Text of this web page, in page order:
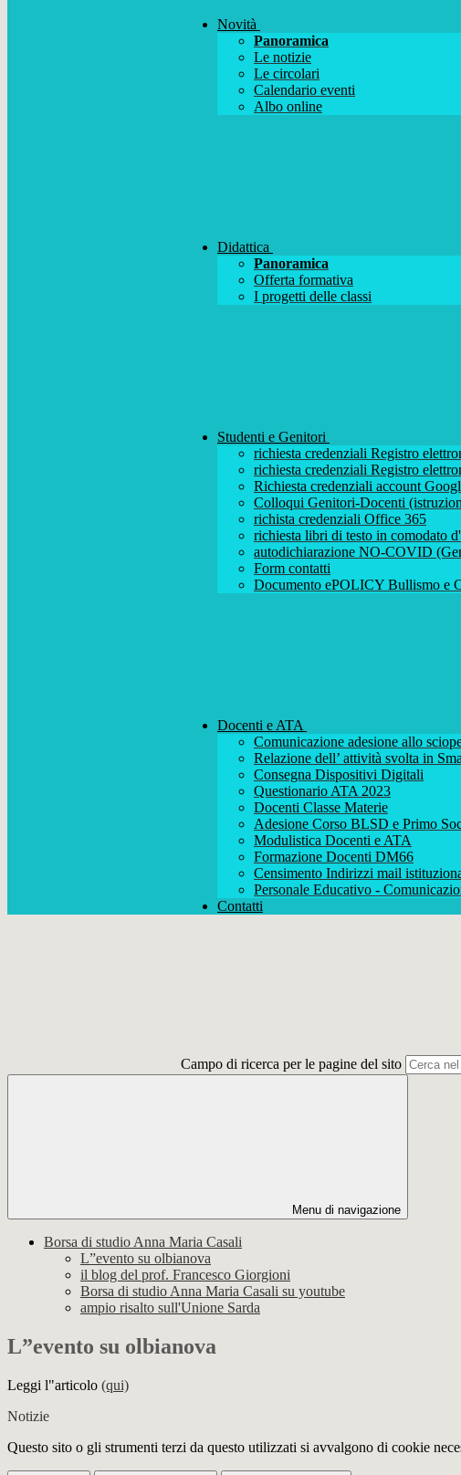
Novità
Panoramica
Le notizie
Le circolari
Calendario eventi
Albo online
Didattica
Panoramica
Offerta formativa
I progetti delle classi
Studenti e Genitori
richiesta credenziali Registro
richiesta credenziali Registro
Richiesta credenziali account
Colloqui Genitori-Docenti
richista credenziali Office 365
richiesta libri di testo in comodato
autodichiarazione NO-COVID
Form contatti
Documento ePOLICY Bullismo e
Docenti e ATA
Comunicazione adesione allo
Relazione dell’ attività svolta in
Consegna Dispositivi Digitali
Questionario ATA 2023
Docenti Classe Materie
Adesione Corso BLSD e Primo
Modulistica Docenti e ATA
Formazione Docenti DM66
Censimento Indirizzi mail
Personale Educativo -
Contatti
Campo di ricerca per le pagine del sito
Menu di navigazione
Borsa di studio Anna Maria Casali
L”evento su olbianova
il blog del prof. Francesco Giorgioni
Borsa di studio Anna Maria Casali su youtube
ampio risalto sull'Unione Sarda
L”evento su olbianova
Leggi l"articolo (qui)
Notizie
Questo sito o gli strumenti terzi da questo utilizzati si avvalgono di cookie